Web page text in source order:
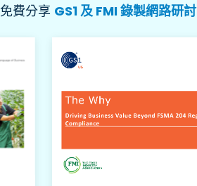
費分享 GS1 及 FMI 錄製網路研